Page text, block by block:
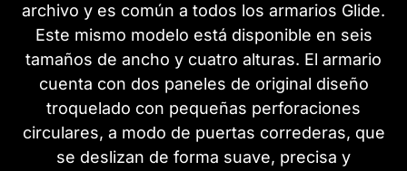
archivo y es común a todos los armarios Glide.
Este mismo modelo está disponible en seis
tamaños de ancho y cuatro alturas. El armario
cuenta con dos paneles de original diseño
troquelado con pequeñas perforaciones
circulares, a modo de puertas correderas, que
se deslizan de forma suave, precisa y